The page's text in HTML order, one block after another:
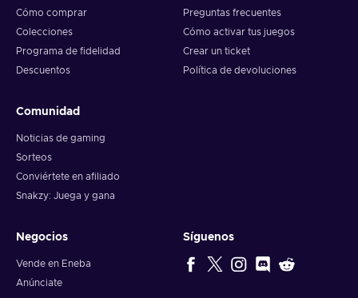
Cómo comprar
Colecciones
Programa de fidelidad
Descuentos
Preguntas frecuentes
Cómo activar tus juegos
Crear un ticket
Política de devoluciones
Comunidad
Noticias de gaming
Sorteos
Conviértete en afiliado
Snakzy: Juega y gana
Negocios
Vende en Eneba
Anúnciate
Síguenos